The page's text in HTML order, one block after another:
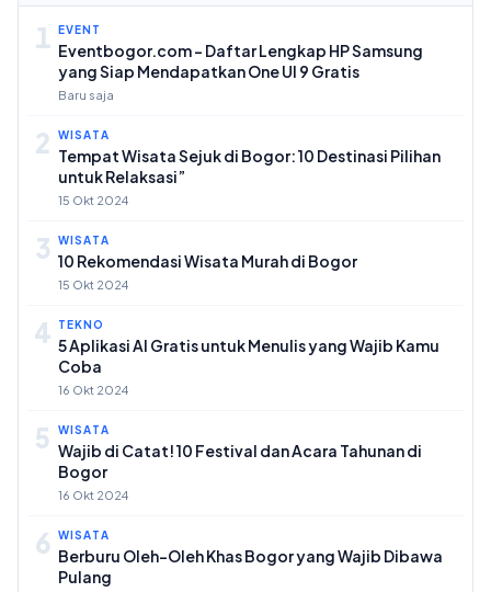
1 EVENT
Eventbogor.com – Daftar Lengkap HP Samsung
yang Siap Mendapatkan One UI 9 Gratis
Baru saja
2 WISATA
Tempat Wisata Sejuk di Bogor: 10 Destinasi Pilihan
untuk Relaksasi”
15 Okt 2024
3 WISATA
10 Rekomendasi Wisata Murah di Bogor
15 Okt 2024
4 TEKNO
5 Aplikasi AI Gratis untuk Menulis yang Wajib Kamu
Coba
16 Okt 2024
5 WISATA
Wajib di Catat! 10 Festival dan Acara Tahunan di
Bogor
16 Okt 2024
6 WISATA
Berburu Oleh-Oleh Khas Bogor yang Wajib Dibawa
Pulang